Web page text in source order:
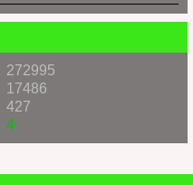
4
272995
17486
427